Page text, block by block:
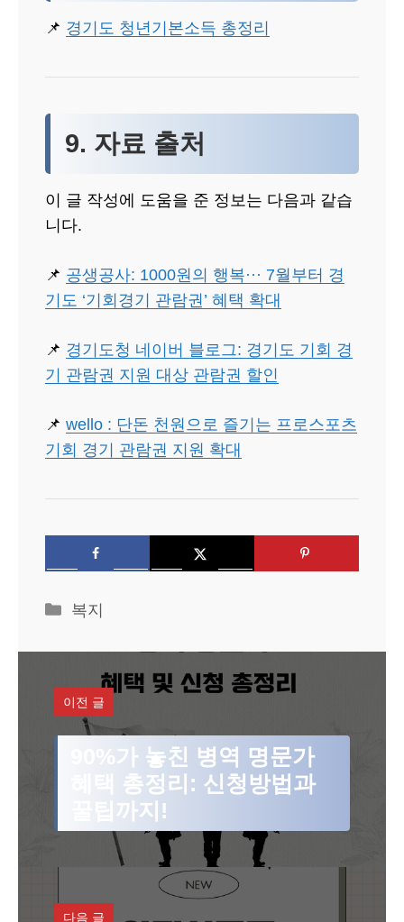
📌 경기도 청년기본소득 총정리
9. 자료 출처
이 글 작성에 도움을 준 정보는 다음과 같습
니다.
📌 공생공사: 1000원의 행복··· 7월부터 경
기도 ‘기회경기 관람권’ 혜택 확대
📌 경기도청 네이버 블로그: 경기도 기회 경
기 관람권 지원 대상 관람권 할인
📌 wello : 단돈 천원으로 즐기는 프로스포츠
기회 경기 관람권 지원 확대
카
고
복지
이전 글
90%가 놓친 병역 명문가
혜택 총정리: 신청방법과
꿀팁까지!
다음 글